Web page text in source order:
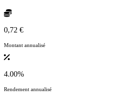
0,72 €
Montant annualisé
4.00%
Rendement annualisé